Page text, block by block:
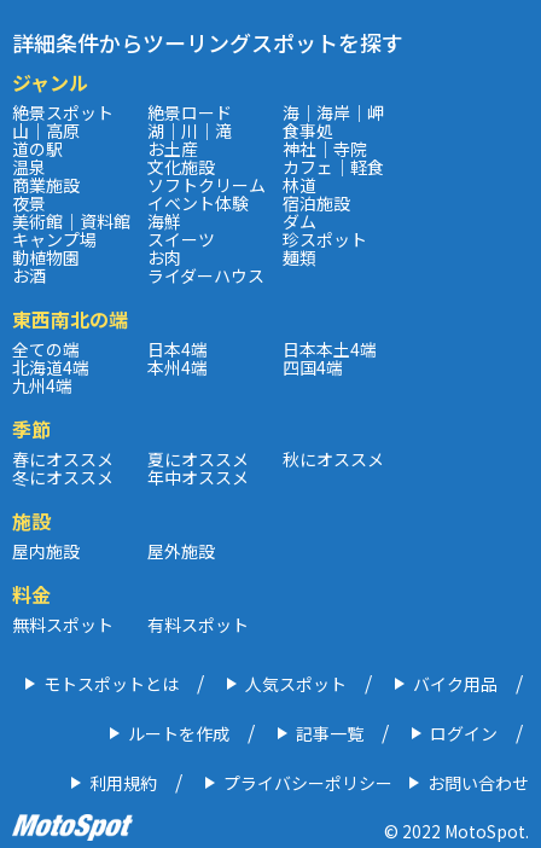
詳細条件からツーリングスポットを探す
ジャンル
絶景スポット 絶景ロード 海｜海岸｜岬
山｜高原 湖｜川｜滝 食事処
道の駅 お土産 神社｜寺院
温泉 文化施設 カフェ｜軽食
商業施設 ソフトクリーム 林道
夜景 イベント体験 宿泊施設
美術館｜資料館 海鮮 ダム
キャンプ場 スイーツ 珍スポット
動植物園 お肉 麺類
お酒 ライダーハウス
東西南北の端
全ての端 日本4端 日本本土4端
北海道4端 本州4端 四国4端
九州4端
季節
春にオススメ 夏にオススメ 秋にオススメ
冬にオススメ 年中オススメ
施設
屋内施設 屋外施設
料金
無料スポット 有料スポット
モトスポットとは 人気スポット バイク用品
ルートを作成 記事一覧 ログイン
利用規約 プライバシーポリシー
お問い合わせ
© 2022 MotoSpot.